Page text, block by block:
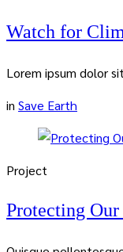
Watch for
Lorem ipsum dolor
in Save Earth
Project
Protecting Our